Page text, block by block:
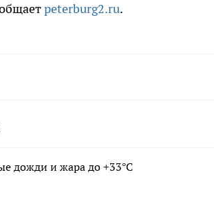
peterburg2.ru.
дожди и жара до +33°С